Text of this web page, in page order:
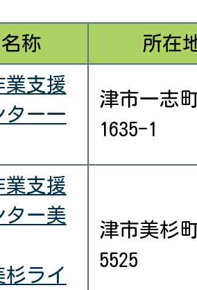
名称 所在
業支援
ター一
津市一志
1635-1
業支援
ター美
杉ライ
津市美杉
5525